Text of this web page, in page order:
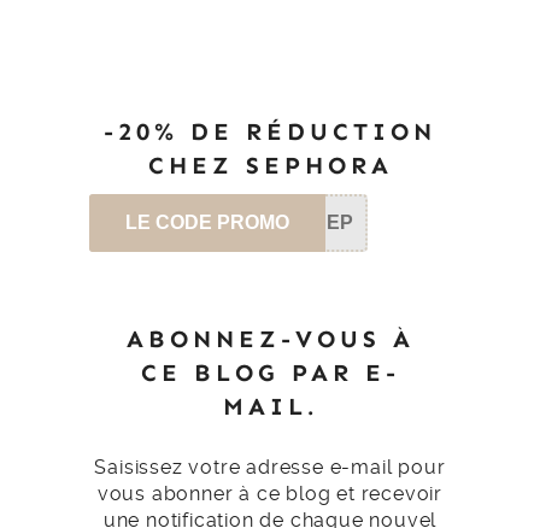
-20% DE RÉDUCTION
CHEZ SEPHORA
LE CODE PROMO SEP
ABONNEZ-VOUS À
CE BLOG PAR E-
MAIL.
Saisissez votre adresse e-mail pour
vous abonner à ce blog et recevoir
une notification de chaque nouvel